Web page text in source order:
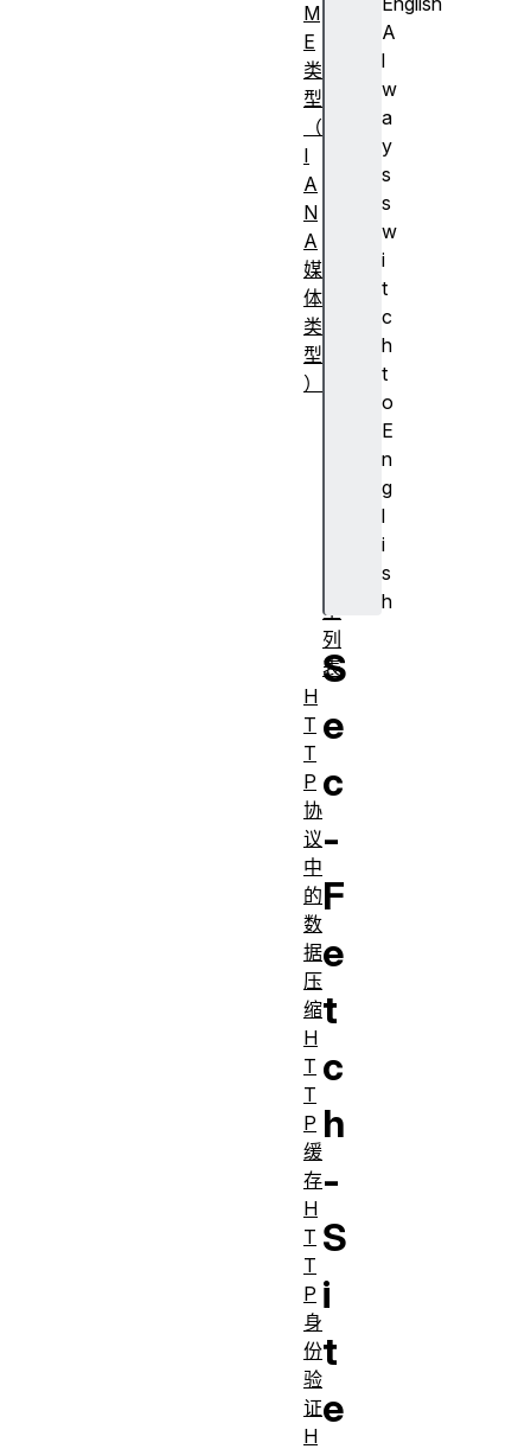
A
l
w
a
y
s
s
w
i
t
c
h
t
o
E
n
g
l
i
s
h
S
e
c
-
F
e
t
c
h
-
S
i
t
e
M
E
类
型
（
I
A
N
A
媒
体
类
型
）
型
列
表
H
T
T
P
协
议
中
的
数
据
压
缩
H
T
T
P
缓
存
H
T
T
P
身
份
验
证
H